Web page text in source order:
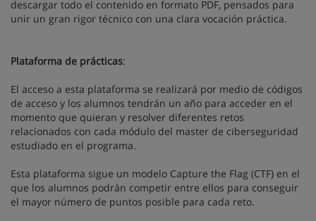
descargar todo el contenido en formato PDF, pensados para
unir un gran rigor técnico con una clara vocación práctica.
Plataforma de prácticas:
El acceso a esta plataforma se realizará por medio de códigos
de acceso y los alumnos tendrán un año para acceder en el
momento que quieran y resolver diferentes retos
relacionados con cada módulo del master de ciberseguridad
estudiado en el programa.
Esta plataforma sigue un modelo Capture the Flag (CTF) en el
que los alumnos podrán competir entre ellos para conseguir
el mayor número de puntos posible para cada reto.